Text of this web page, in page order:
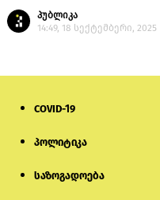
პუბლიკა
14:49, 18 სექტემბერი, 2025
COVID-19
პოლიტიკა
საზოგადოება